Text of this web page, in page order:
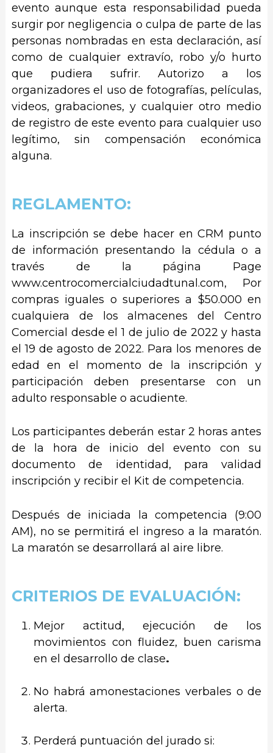
evento aunque esta responsabilidad pueda
surgir por negligencia o culpa de parte de las
personas nombradas en esta declaración, así
como de cualquier extravío, robo y/o hurto
que pudiera sufrir. Autorizo a los
organizadores el uso de fotografías, películas,
videos, grabaciones, y cualquier otro medio
de registro de este evento para cualquier uso
legítimo, sin compensación económica
alguna.
REGLAMENTO:
La inscripción se debe hacer en CRM punto
de información presentando la cédula o a
través de la página Page
www.centrocomercialciudadtunal.com, Por
compras iguales o superiores a $50.000 en
cualquiera de los almacenes del Centro
Comercial desde el 1 de julio de 2022 y hasta
el 19 de agosto de 2022. Para los menores de
edad en el momento de la inscripción y
participación deben presentarse con un
adulto responsable o acudiente.
Los participantes deberán estar 2 horas antes
de la hora de inicio del evento con su
documento de identidad, para validad
inscripción y recibir el Kit de competencia.
Después de iniciada la competencia (9:00
AM), no se permitirá el ingreso a la maratón.
La maratón se desarrollará al aire libre.
CRITERIOS DE EVALUACIÓN:
Mejor actitud, ejecución de los
movimientos con fluidez, buen carisma
en el desarrollo de clase.
No habrá amonestaciones verbales o de
alerta.
Perderá puntuación del jurado si: